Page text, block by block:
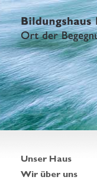
Unser Haus
Wir über uns